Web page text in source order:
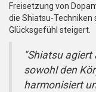
Freisetzung von
die Shiatsu-
Glücksgefühl steigert.
"Shiatsu agiert
sowohl den
harmonisiert